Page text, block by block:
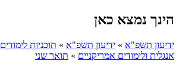
הינך נמצא כאן
ידיעון תשפ"א » ידיעון תשפ"א » תוכניות לימודים
אנגלית ולימודים אמריקניים » תואר שני